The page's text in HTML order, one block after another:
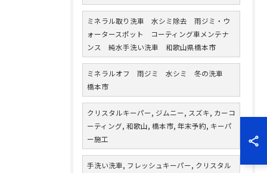
ミネラル取り洗車 水シミ除去 雨ジミ・ウ
ォータースポット コーティング車メンテナ
ンス 純水手洗い洗車 和歌山県橋本市
ミネラルオフ 雨ジミ 水シミ 冬の洗車
橋本市
クリスタルキーパー, ジムニー, スズキ, カーコ
ーティング, 和歌山, 橋本市, 年末予約, キーパ
ー施工
手洗い洗車, フレッシュキーパー, クリスタル